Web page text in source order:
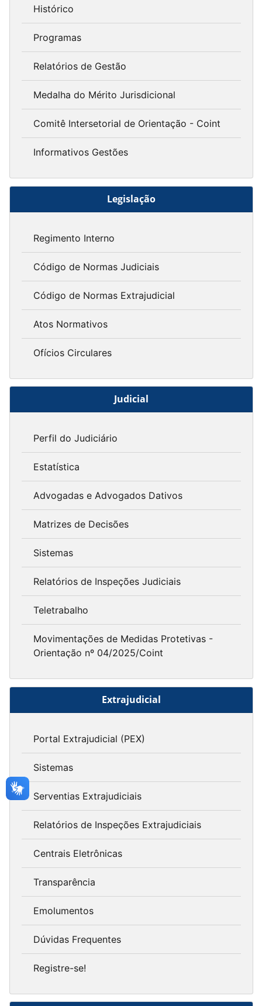
Histórico
Programas
Relatórios de Gestão
Medalha do Mérito Jurisdicional
Comitê Intersetorial de Orientação - Coint
Informativos Gestões
Legislação
Regimento Interno
Código de Normas Judiciais
Código de Normas Extrajudicial
Atos Normativos
Ofícios Circulares
Judicial
Perfil do Judiciário
Estatística
Advogadas e Advogados Dativos
Matrizes de Decisões
Sistemas
Relatórios de Inspeções Judiciais
Teletrabalho
Movimentações de Medidas Protetivas -
Orientação nº 04/2025/Coint
Extrajudicial
Portal Extrajudicial (PEX)
Sistemas
Serventias Extrajudiciais
Relatórios de Inspeções Extrajudiciais
Centrais Eletrônicas
Transparência
Emolumentos
Dúvidas Frequentes
Registre-se!